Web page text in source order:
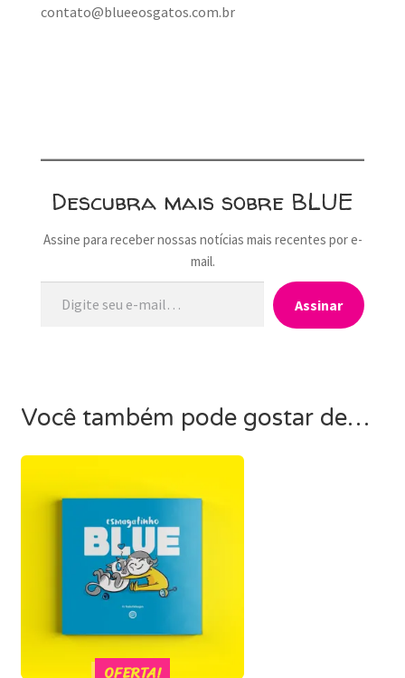
contato@blueeosgatos.com.br
Descubra mais sobre BLUE
Assine para receber nossas notícias mais recentes por e-
mail.
Digite seu e-mail…
Assinar
Você também pode gostar de…